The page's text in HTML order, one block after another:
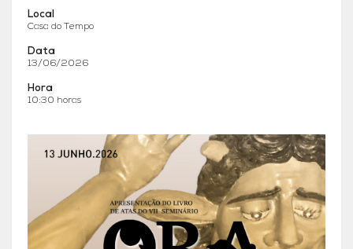
Local
Casa do Tempo
Data
13/06/2026
Hora
10:30 horas